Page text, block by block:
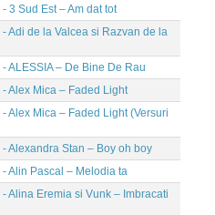
- 3 Sud Est – Am dat tot
- Adi de la Valcea si Razvan de la
- ALESSIA – De Bine De Rau
- Alex Mica – Faded Light
- Alex Mica – Faded Light (Versuri
- Alexandra Stan – Boy oh boy
- Alin Pascal – Melodia ta
- Alina Eremia si Vunk – Imbracati